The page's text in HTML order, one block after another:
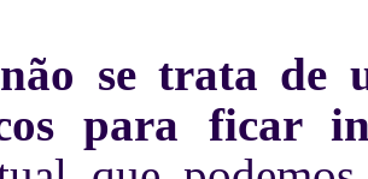
se trata de
para ficar